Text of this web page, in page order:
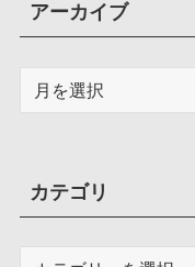
アーカイブ
ブカテゴリ